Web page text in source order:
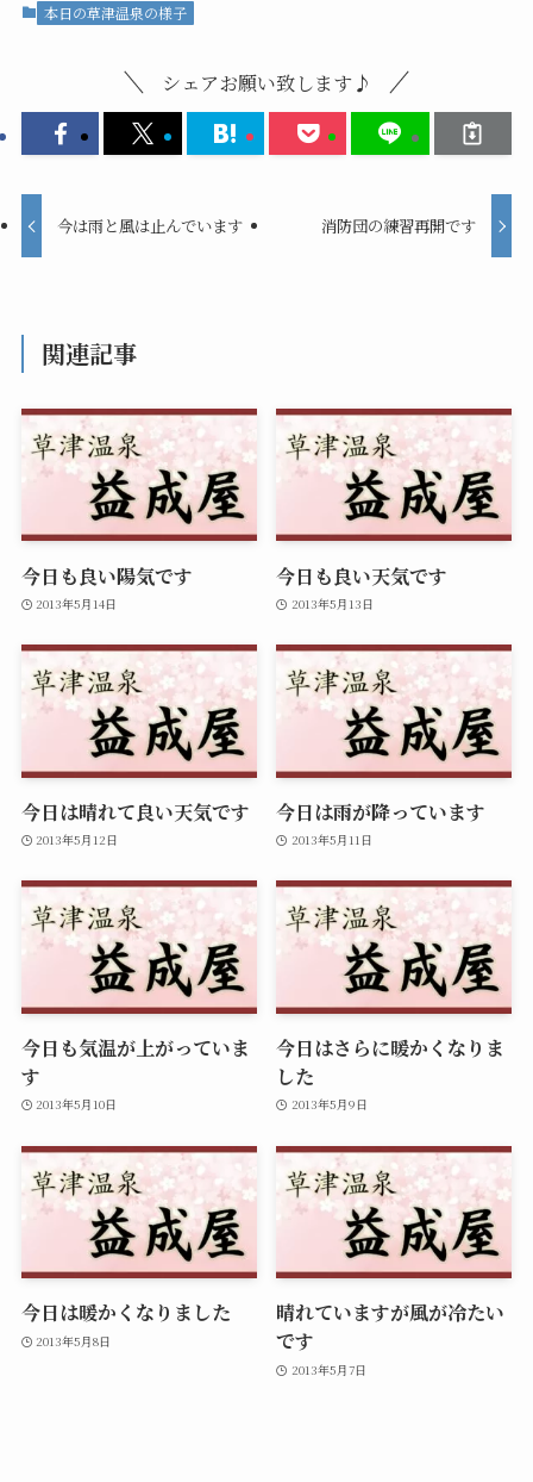
本日の草津温泉の様子
シェアお願い致します♪
今は雨と風は止んでいます 消防団の練習再開です
関連記事
今日も良い陽気です
2013年5月14日
今日も良い天気です
2013年5月13日
今日は晴れて良い天気です
2013年5月12日
今日は雨が降っています
2013年5月11日
今日も気温が上がっていま
す
2013年5月10日
今日はさらに暖かくなりま
した
2013年5月9日
今日は暖かくなりました
2013年5月8日
晴れていますが風が冷たい
です
2013年5月7日